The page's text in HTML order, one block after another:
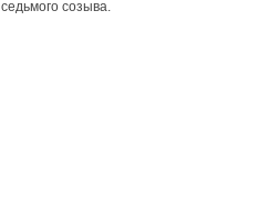
седьмого созыва.